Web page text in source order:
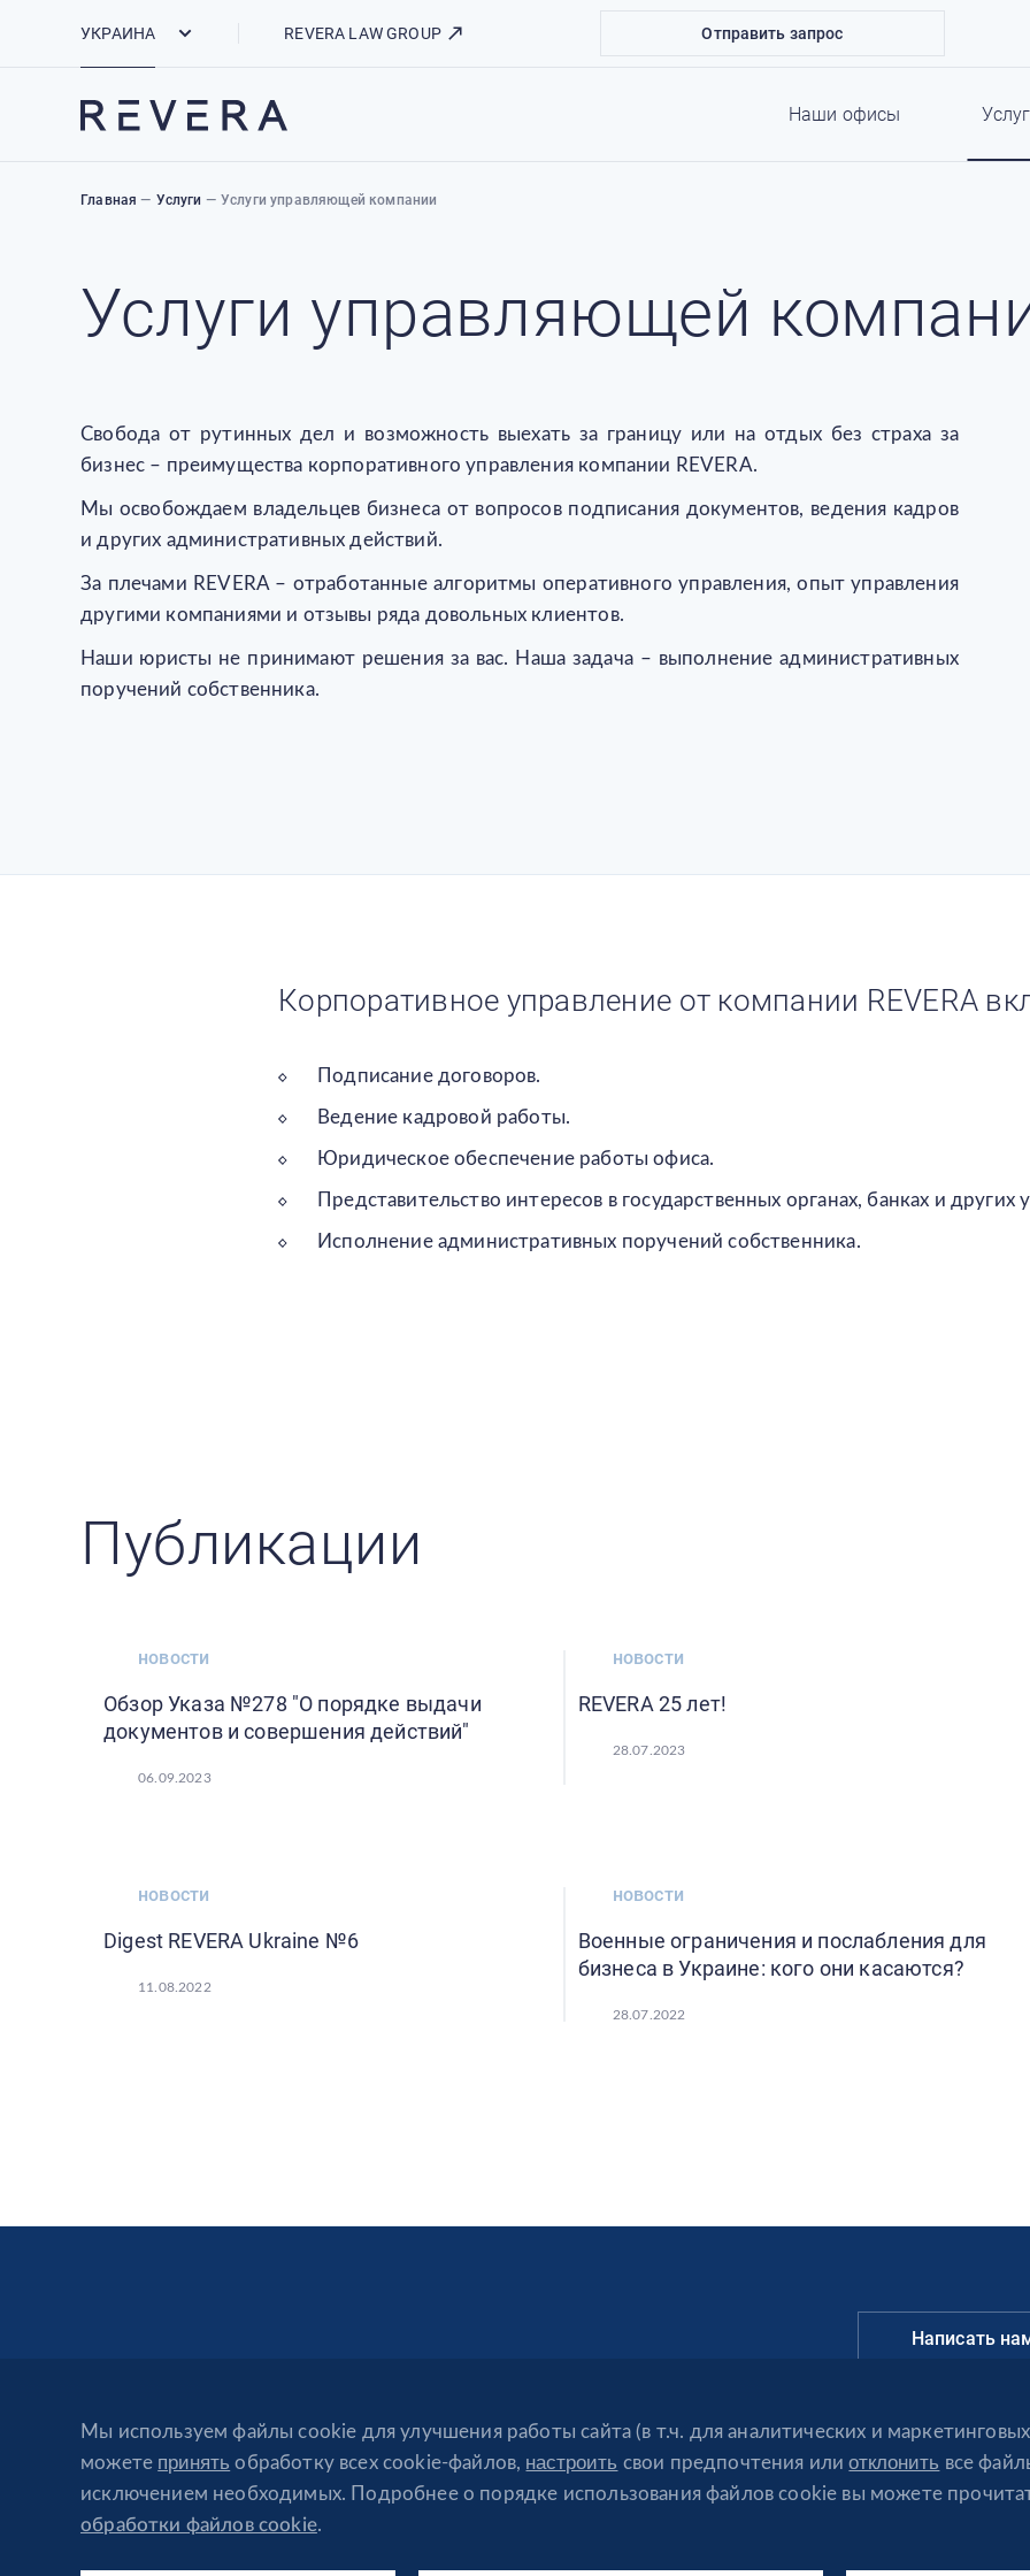
УКРАИНА REVERA LAW GROUP Отправить запрос
Наши офисы
Главная — Услуги — Услуги управляющей компании
Услуги управляющей
Свобода от рутинных дел и возможность выехать за границу или на отдых без страха за
бизнес – преимущества корпоративного управления компании REVERA.
Мы освобождаем владельцев бизнеса от вопросов подписания документов, ведения кадров
и других административных действий.
За плечами REVERA – отработанные алгоритмы оперативного управления, опыт управления
другими компаниями и отзывы ряда довольных клиентов.
Наши юристы не принимают решения за вас. Наша задача – выполнение административных
поручений собственника.
Корпоративное управление от компании REVERA
Подписание договоров.
Ведение кадровой работы.
Юридическое обеспечение работы офиса.
Представительство интересов в государственных органах, банках и других
Исполнение административных поручений собственника.
Публикации
новости
Обзор Указа №278 "О порядке выдачи
документов и совершения действий"
06.09.2023
новости
REVERA 25 лет!
28.07.2023
новости
Digest REVERA Ukraine №6
11.08.2022
новости
Военные ограничения и послабления для
бизнеса в Украине: кого они касаются?
28.07.2022
Написать
@reveraonline
Мы используем файлы cookie для улучшения работы сайта (в т.ч. для аналитических и
можете принять обработку всех cookie-файлов, настроить свои предпочтения илиотклонить все
исключением необходимых. Подробнее о порядке использования файлов cookie вы можете
обработки файлов cookie.